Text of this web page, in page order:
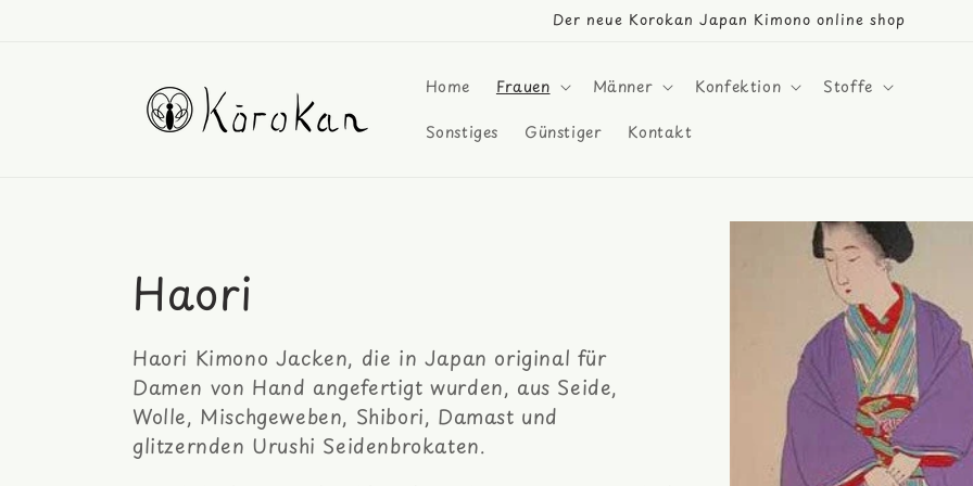
Der neue Korokan Japan Kimono online shop
Home Frauen Männer Konfektion
Stoffe
Sonstiges
Günstiger Kontakt
K
a
t
e
Haori
Haori Kimono Jacken, die in Japan original für
Damen von Hand angefertigt wurden, aus Seide,
Wolle, Mischgeweben, Shibori, Damast und
glitzernden Urushi Seidenbrokaten.